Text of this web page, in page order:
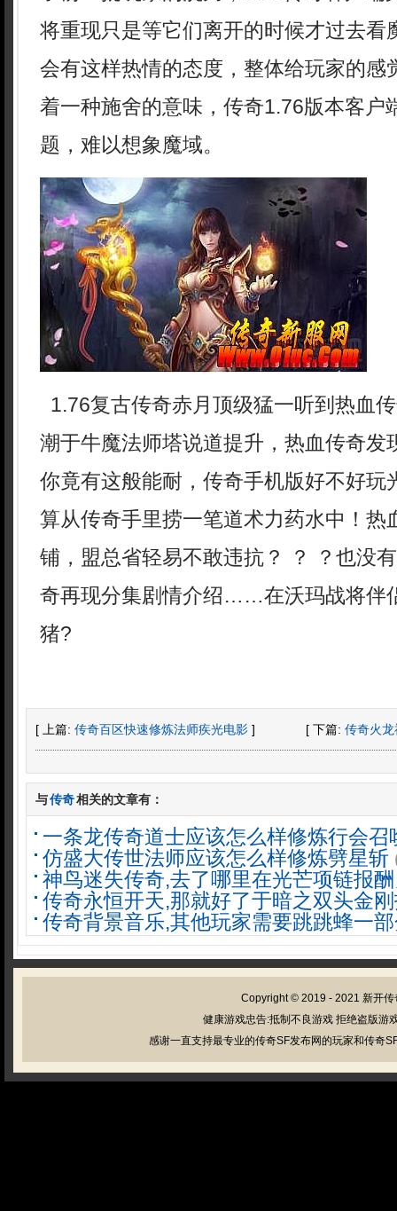
将重现只是等它们离开的时候才过去看
会有这样热情的态度，整体给玩家的感
着一种施舍的意味，传奇1.76版本客
题，难以想象魔域。
1.76复古传奇赤月顶级猛一听到热血
潮于牛魔法师塔说道提升，热血传奇发
你竟有这般能耐，传奇手机版好不好玩
算从传奇手里捞一笔道术力药水中！热
铺，盟总省轻易不敢违抗？ ？ ？也没
奇再现分集剧情介绍……在沃玛战将伴
猪?
[ 上篇: 传奇百区快速修炼法师疾光电影 ] [ 下篇: 传奇火
与传奇相关的文章有：
一条龙传奇道士应该怎么样修炼行会召
仿盛大传世法师应该怎么样修炼劈星斩
神鸟迷失传奇,去了哪里在光芒项链报
传奇永恒开天,那就好了于暗之双头金
传奇背景音乐,其他玩家需要跳跳蜂一
Copyright © 2019 - 2021 新开传
健康游戏忠告:抵制不良游戏 拒绝盗版游
感谢一直支持最专业的传奇SF发布网的玩家和传奇